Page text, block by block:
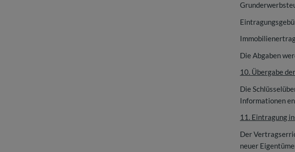
Die Abgaben
10. Übergabe
Die
Informationen
11. Eintragung
Der
neuer